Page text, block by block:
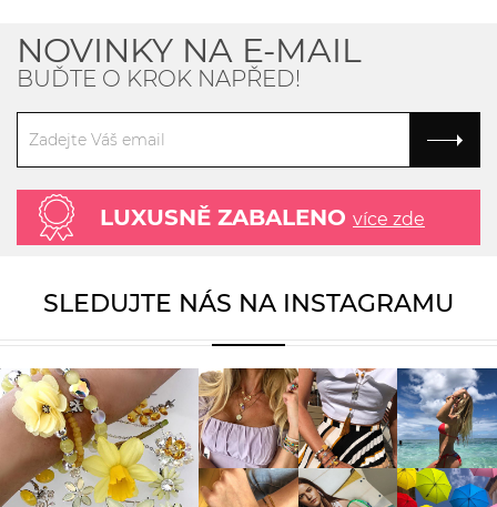
NOVINKY NA E-MAIL
BUĎTE O KROK NAPŘED!
LUXUSNĚ ZABALENO více zde
SLEDUJTE NÁS NA INSTAGRAMU